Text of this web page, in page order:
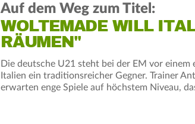
Auf dem Weg zum Titel:
WOLTEMADE WILL
RÄUMEN"
Die deutsche U21 steht bei der EM vor
Italien ein traditionsreicher Gegner. Trainer
erwarten enge Spiele auf höchstem Niveau,